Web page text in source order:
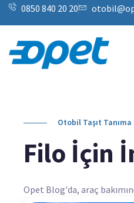
0850 840 20 20
Otobil Taşıt
Filo İçin
Opet Blog'da, araç